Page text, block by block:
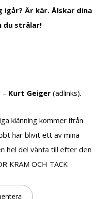
igår? Är kär. Älskar dina
du strålar!
Kurt Geiger(adlinks).
klänning kommer ifrån
har blivit ett av mina
hel del vänta till efter den
KRAM OCH TACK